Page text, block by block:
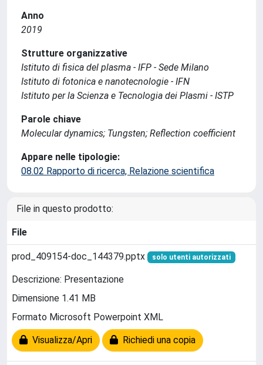
Anno
2019
Strutture organizzative
Istituto di fisica del plasma - IFP - Sede Milano
Istituto di fotonica e nanotecnologie - IFN
Istituto per la Scienza e Tecnologia dei Plasmi - ISTP
Parole chiave
Molecular dynamics; Tungsten; Reflection coefficient
Appare nelle tipologie:
08.02 Rapporto di ricerca, Relazione scientifica
File in questo prodotto:
File
prod_409154-doc_144379.pptx solo utenti autorizzati
Descrizione: Presentazione
Dimensione 1.41 MB
Formato Microsoft Powerpoint XML
Visualizza/Apri Richiedi una copia